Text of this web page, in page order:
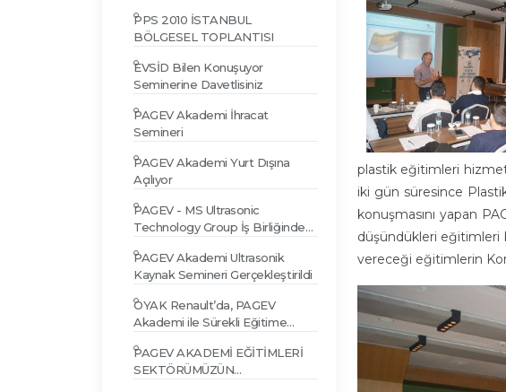
PPS 2010 İSTANBUL
BÖLGESEL TOPLANTISI
EVSİD Bilen Konuşuyor
Seminerine Davetlisiniz
PAGEV Akademi İhracat
Semineri
PAGEV Akademi Yurt Dışına
Açılıyor
PAGEV - MS Ultrasonic
Technology Group İş Birliğinde
PAGEV Akademi Ultrasonik
Kaynak Semineri Gerçekleştirildi
OYAK Renault’da, PAGEV
Akademi ile Sürekli Eğitime
PAGEV AKADEMİ EĞİTİMLERİ
SEKTÖRÜMÜZÜN
plastik eğitimleri
iki gün süresince
konuşmasını yapan
düşündükleri eğitimleri
vereceği eğitimlerin